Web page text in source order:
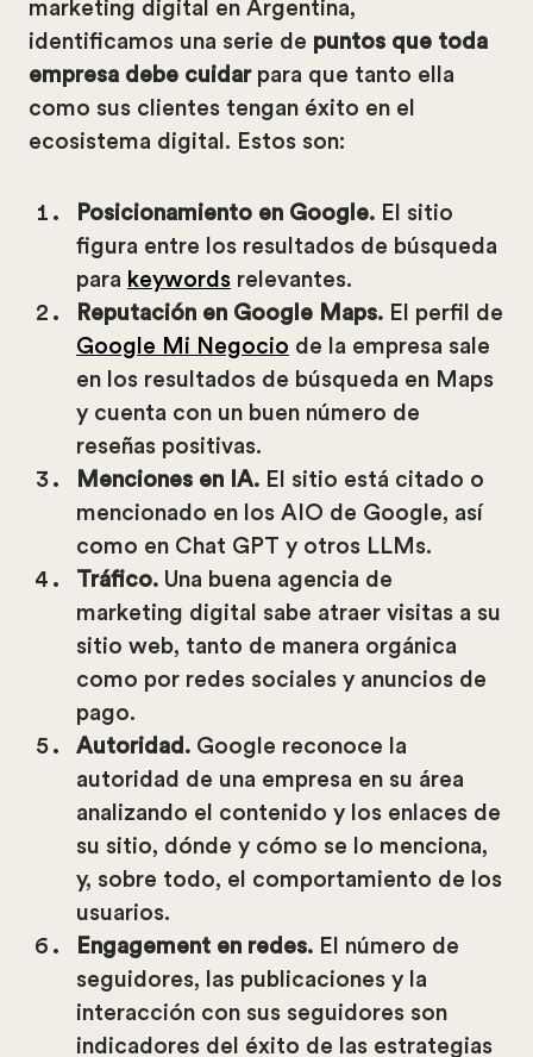
marketing digital en Argentina,
identificamos una serie de puntos que toda
empresa debe cuidarpara que tanto ella
como sus clientes tengan éxito en el
ecosistema digital. Estos son:
Posicionamiento en Google. El sitio
figura entre los resultados de búsqueda
para keywords relevantes.
Reputación en Google Maps. El perfil de
Google Mi Negocio de la empresa sale
en los resultados de búsqueda en Maps
y cuenta con un buen número de
reseñas positivas.
Menciones en IA. El sitio está citado o
mencionado en los AIO de Google, así
como en Chat GPT y otros LLMs.
Tráfico. Una buena agencia de
marketing digital sabe atraer visitas a su
sitio web, tanto de manera orgánica
como por redes sociales y anuncios de
pago.
Autoridad. Google reconoce la
autoridad de una empresa en su área
analizando el contenido y los enlaces de
su sitio, dónde y cómo se lo menciona,
y, sobre todo, el comportamiento de los
usuarios.
Engagement en redes. El número de
seguidores, las publicaciones y la
interacción con sus seguidores son
indicadores del éxito de las estrategias